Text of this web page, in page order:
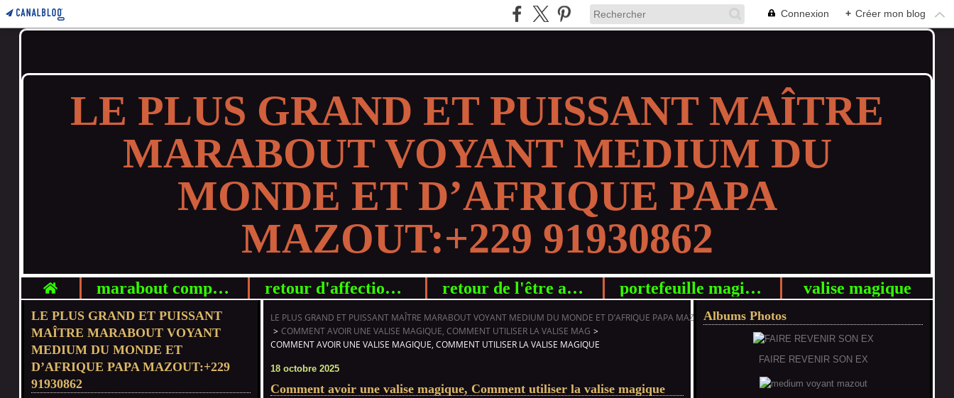
Connexion + Créer mon blog
LE PLUS GRAND ET PUISSANT MAÎTRE
MARABOUT VOYANT MEDIUM DU
MONDE ET D’AFRIQUE PAPA
MAZOUT:+229 91930862
Home marabout compétent retour d'affection rapide retour de l'être aimé en 24h grat portefeuille magique g valise magique
LE PLUS GRAND ET PUISSANT
MAÎTRE MARABOUT VOYANT
MEDIUM DU MONDE ET
D’AFRIQUE PAPA MAZOUT:+229
91930862
LE PLUS GRAND ET PUISSANT MAÎTRE MARABOUT VOYANT MEDIUM DU MONDE ET D’AFRIQUE PAPA MAZOUT:+229 91930862
> COMMENT AVOIR UNE VALISE MAGIQUE, COMMENT UTILISER LA VALISE MAG >
COMMENT AVOIR UNE VALISE MAGIQUE, COMMENT UTILISER LA VALISE MAGIQUE
18 octobre 2025
Comment avoir une valise magique, Comment utiliser la valise magique
Albums Photos
FAIRE REVENIR SON EX